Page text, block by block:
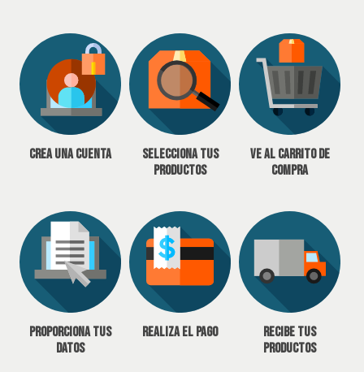
Crea una cuenta
Selecciona tus
productos
Ve al carrito de
compra
Proporciona tus
datos
Realiza el pago
Recibe tus
productos